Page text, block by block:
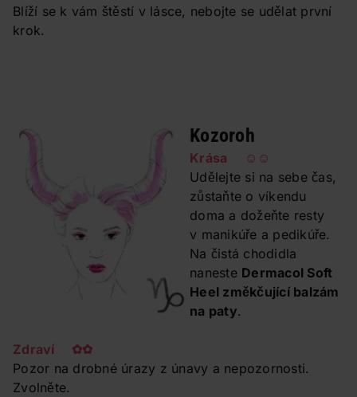
Blíží se k vám štěstí v lásce, nebojte se udělat první
krok.
Kozoroh
Krása ☺☺
Udělejte si na sebe čas,
zůstaňte o víkendu
doma a dožeňte resty
v manikúře a pedikúře.
Na čistá chodidla
naneste Dermacol Soft
Heel změkčující balzám
na paty.
Zdraví ✿✿
Pozor na drobné úrazy z únavy a nepozornosti.
Zvolněte.